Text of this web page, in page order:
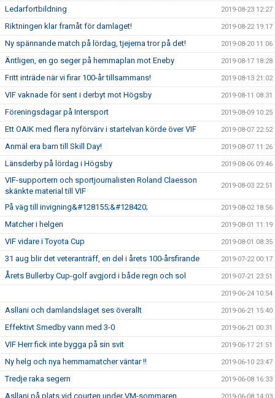
Ledarfortbildning 2019-08-23 12:27
Riktningen klar framåt för damlaget! 2019-08-22 19:17
Ny spännande match på lördag, tjejerna tror på det! 2019-08-20 11:06
Äntligen, en go seger på hemmaplan mot Eneby 2019-08-17 18:28
Fritt inträde när vi firar 100-år tillsammans! 2019-08-13 21:02
VIF vaknade för sent i derbyt mot Högsby 2019-08-11 08:31
Föreningsdagar på Intersport 2019-08-09 10:25
Ett OAIK med flera nyförvärv i startelvan körde över VIF 2019-08-07 22:52
Anmäl era barn till Skill Day! 2019-08-07 11:26
Länsderby på lördag i Högsby 2019-08-06 09:46
VIF-supportern och sportjournalisten Roland Claesson
skänkte material till VIF
2019-08-03 22:51
På väg till invigning&#128155;&#128420; 2019-08-02 18:56
Matcher i helgen 2019-08-01 11:19
VIF vidare i Toyota Cup 2019-08-01 08:35
31 aug blir det veteranträff, en del i årets 100-årsfirande 2019-07-22 00:17
Årets Bullerby Cup-golf avgjord i både regn och sol 2019-07-21 23:51
2019-06-24 10:54
Asllani och damlandslaget ses överallt 2019-06-21 15:40
Effektivt Smedby vann med 3-0 2019-06-21 00:31
VIF Herr fick inte bygga på sin svit 2019-06-17 21:51
Ny helg och nya hemmamatcher väntar !! 2019-06-10 23:47
Tredje raka segern 2019-06-08 16:33
Asllani på plats vid courten under VM-sommaren